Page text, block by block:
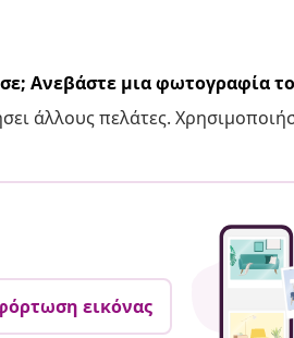
Ανεβάστε μια φωτογραφία
άλλους πελάτες.
εικόνας